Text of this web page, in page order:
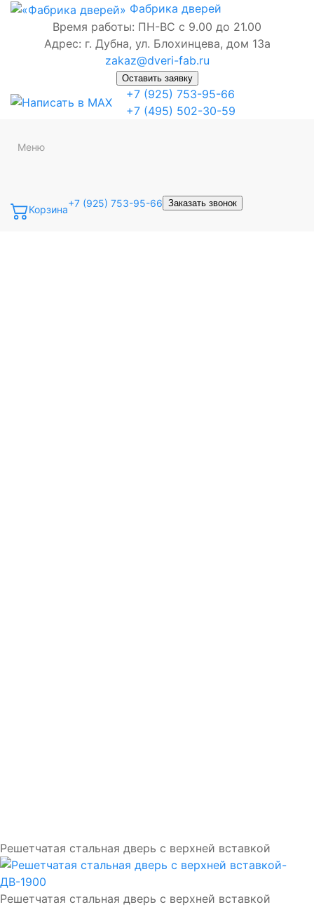
Фабрика дверей
Время работы: ПН-ВС с 9.00 до 21.00
Адрес: г. Дубна, ул. Блохинцева, дом 13а
zakaz@dveri-fab.ru
Оставить заявку
+7 (925) 753-95-66
+7 (495) 502-30-59
Меню
Корзина
+7 (925) 753-95-66 Заказать звонок
Решетчатая стальная дверь с верхней вставкой
Решетчатая стальная дверь с верхней вставкой